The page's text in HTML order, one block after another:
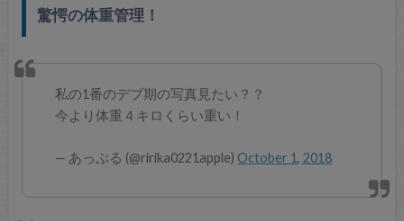
驚愕の体重管理！
私の1番のデブ期の写真見たい？？
今より体重４キロくらい重い！
— あっぷる (@ririka0221apple) October 1, 2018